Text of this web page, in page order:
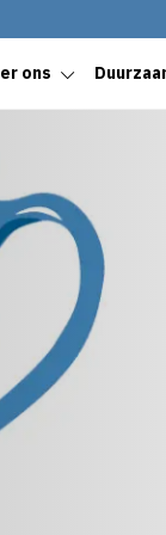
ons